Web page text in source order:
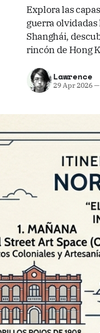
Explora las
guerra olvidadas
Shanghái,
rincón de Hong
Lawrence
29 Apr 2026—